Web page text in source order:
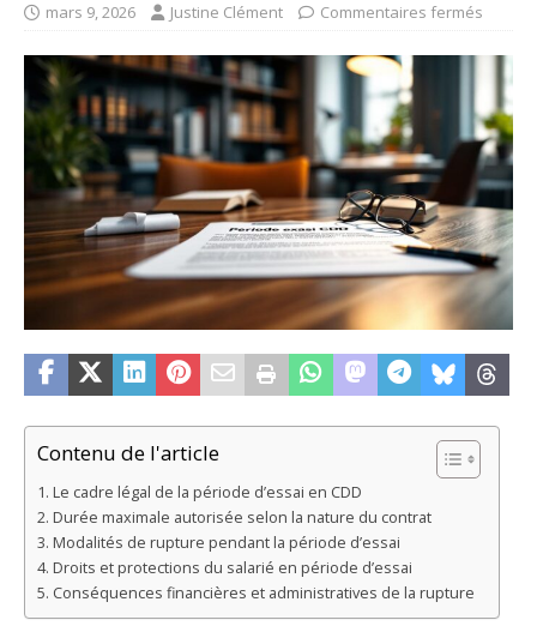
mars 9, 2026 Justine Clément Commentaires fermés
Contenu de l'article
Le cadre légal de la période d’essai en CDD
Durée maximale autorisée selon la nature du contrat
Modalités de rupture pendant la période d’essai
Droits et protections du salarié en période d’essai
Conséquences financières et administratives de la rupture